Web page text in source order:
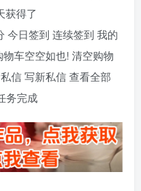
获得了
今日签到 连续签到 我的
车空空如也! 清空购物
信 写新私信 查看全部
务完成